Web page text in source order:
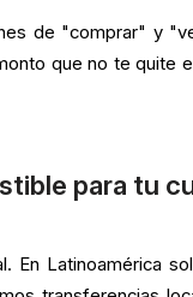
de "comprar" y
que no te quite
para tu
En Latinoamérica